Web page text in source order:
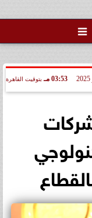

03:53 مـ بتوقيت القاهرة
المقاعد عن أعضاء
خلال الإفطار